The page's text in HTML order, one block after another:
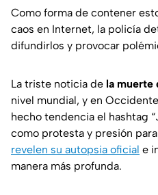
Como forma de contener
caos en Internet, la policía
difundirlos y provocar
La triste noticia de la muerte
nivel mundial, y en
hecho tendencia el hashtag
como protesta y presión
revelen su autopsia oficial e
manera más profunda.